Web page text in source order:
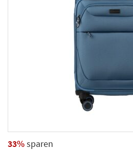
33%sparen